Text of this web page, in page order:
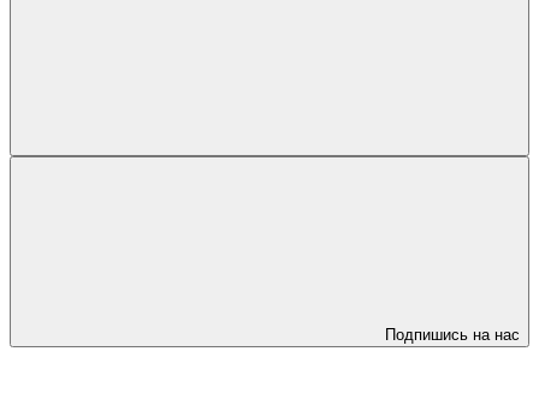
Подпишись на нас